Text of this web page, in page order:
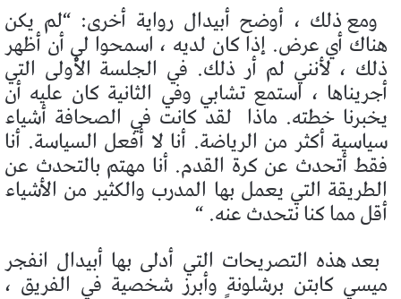
ومع ذلك ، أوضح أبيدال رواية أخرى: “لم يكن
هناك أي عرض. إذا كان لديه ، اسمحوا لي أن أظهر
ذلك ، لأنني لم أر ذلك. في الجلسة الأولى التي
أجريناها ، استمع تشابي وفي الثانية كان عليه أن
يخبرنا خطته. ماذا لقد كانت في الصحافة أشياء
سياسية أكثر من الرياضة. أنا لا أفعل السياسة. أنا
فقط أتحدث عن كرة القدم. أنا مهتم بالتحدث عن
الطريقة التي يعمل بها المدرب والكثير من الأشياء
أقل مما كنا نتحدث عنه. “
بعد هذه التصريحات التي أدلى بها أبيدال انفجر
ميسي كابتن برشلونة وأبرز شخصية في الفريق ،